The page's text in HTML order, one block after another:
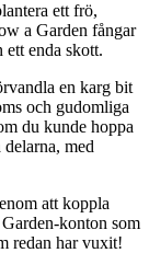
ett frö,
a Garden fångar
enda skott.
en karg bit
och gudomliga
du kunde hoppa
med
att koppla
konton som
redan har vuxit!